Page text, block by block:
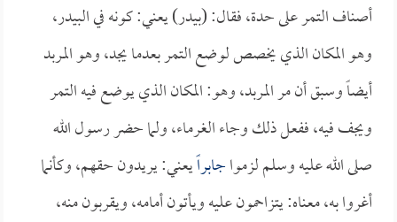
أصناف التمر على حدة، فقال: (بيدر) يعني: كونه في البيدر،
وهو المكان الذي يخصص لوضع التمر بعدما يجد، وهو المربد
أيضاً وسبق أن مر المربد، وهو: المكان الذي يوضع فيه التمر
ويجف فيه، ففعل ذلك وجاء الغرماء، ولما حضر رسول الله
صلى الله عليه وسلم لزمواجابراًيعني: يريدون حقهم، وكأنما
أغروا به، معناه: يتزاحمون عليه ويأتون أمامه، ويقربون منه،